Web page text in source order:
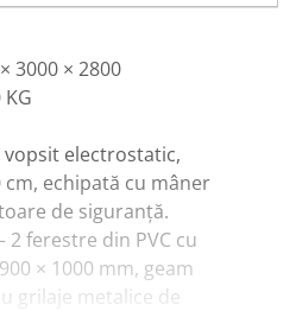
3000 × 2800
KG
vopsit electrostatic,
echipată cu mâner
de siguranță.
2 ferestre din PVC cu
× 1000 mm, geam
grilaje metalice de